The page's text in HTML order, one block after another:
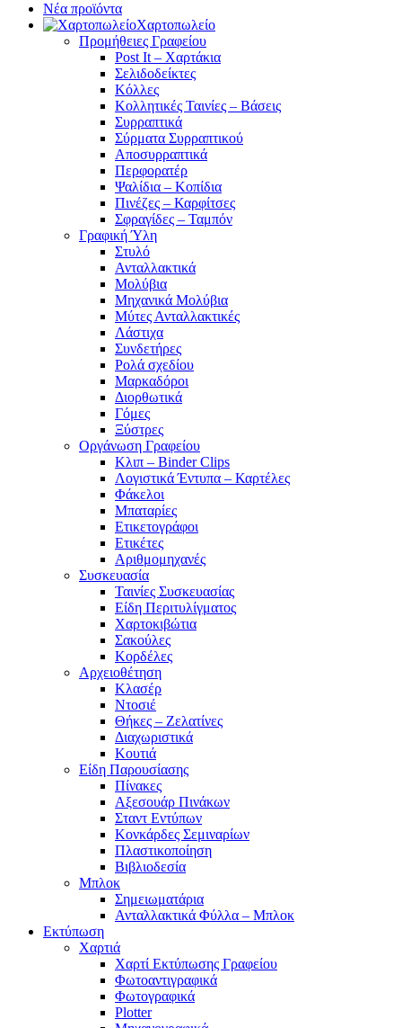
Νέα προϊόντα
Χαρτοπωλείο
Προμήθειες Γραφείου
Post It – Χαρτάκια
Σελιδοδείκτες
Κόλλες
Κολλητικές Ταινίες – Βάσεις
Συρραπτικά
Σύρματα Συρραπτικού
Αποσυρραπτικά
Περφορατέρ
Ψαλίδια – Κοπίδια
Πινέζες – Καρφίτσες
Σφραγίδες – Ταμπόν
Γραφική Ύλη
Στυλό
Ανταλλακτικά
Μολύβια
Μηχανικά Μολύβια
Μύτες Ανταλλακτικές
Λάστιχα
Συνδετήρες
Ρολά σχεδίου
Μαρκαδόροι
Διορθωτικά
Γόμες
Ξύστρες
Οργάνωση Γραφείου
Κλιπ – Binder Clips
Λογιστικά Έντυπα – Καρτέλες
Φάκελοι
Μπαταρίες
Ετικετογράφοι
Ετικέτες
Αριθμομηχανές
Συσκευασία
Ταινίες Συσκευασίας
Είδη Περιτυλίγματος
Χαρτοκιβώτια
Σακούλες
Κορδέλες
Αρχειοθέτηση
Κλασέρ
Ντοσιέ
Θήκες – Ζελατίνες
Διαχωριστικά
Κουτιά
Είδη Παρουσίασης
Πίνακες
Αξεσουάρ Πινάκων
Σταντ Εντύπων
Κονκάρδες Σεμιναρίων
Πλαστικοποίηση
Βιβλιοδεσία
Μπλοκ
Σημειωματάρια
Ανταλλακτικά Φύλλα – Μπλοκ
Εκτύπωση
Χαρτιά
Χαρτί Εκτύπωσης Γραφείου
Φωτοαντιγραφικά
Φωτογραφικά
Plotter